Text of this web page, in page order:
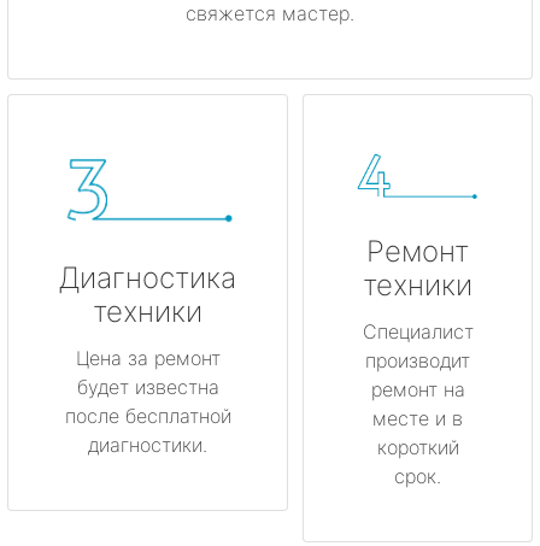
свяжется мастер.
Диагностика
техники
Цена за ремонт
будет известна
после бесплатной
диагностики.
Ремонт
техники
Специалист
производит
ремонт на
месте и в
короткий
срок.